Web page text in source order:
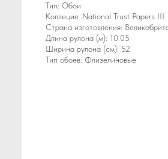
Тип: Обои
Коллеция: National Trust Papers III
Страна изготовления:
Длина рулона (м): 10.05
Ширина рулона (см): 52
Тип обоев: Флизелиновые